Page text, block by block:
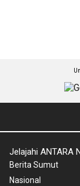
Jelajahi ANTARA
Berita Sumut
Nasional